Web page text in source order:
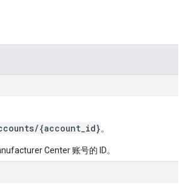
{account_id}。
Center 账号的 ID。